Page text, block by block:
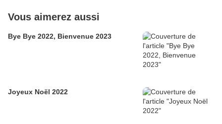
Vous aimerez aussi
Bye Bye 2022, Bienvenue 2023
Joyeux Noël 2022